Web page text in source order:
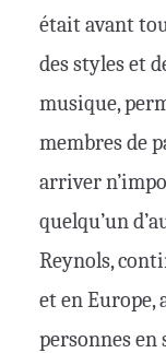
était avant
des styles et
musique,
membres de
arriver
quelqu’un
Reynols,
et en Europe,
personnes en